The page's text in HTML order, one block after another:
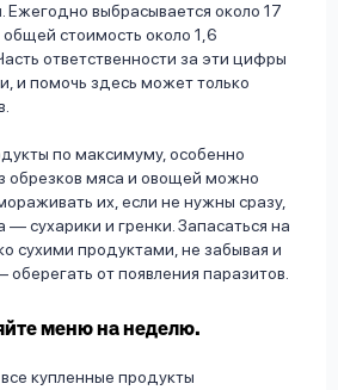
выбрасывается около 17
стоимость около 1,6
ответственности за эти цифры
и помочь здесь может только
по максимуму, особенно
обрезков мяса и овощей можно
их, если не нужны сразу,
— сухарики и гренки. Запасаться на
сухими продуктами, не забывая и
от появления паразитов.
меню на неделю.
купленные продукты